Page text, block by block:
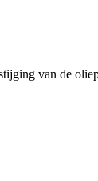
van de